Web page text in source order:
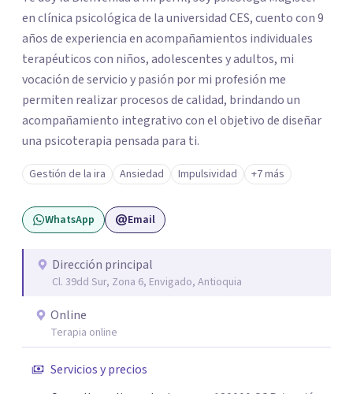
en clínica psicológica de la universidad CES, cuento con 9
años de experiencia en acompañamientos individuales
terapéuticos con niños, adolescentes y adultos, mi
vocación de servicio y pasión por mi profesión me
permiten realizar procesos de calidad, brindando un
acompañamiento integrativo con el objetivo de diseñar
una psicoterapia pensada para ti.
Gestión de la ira Ansiedad Impulsividad +7 más
WhatsApp Email
Dirección principal
Cl. 39dd Sur, Zona 6, Envigado, Antioquia
Online
Terapia online
Servicios y precios